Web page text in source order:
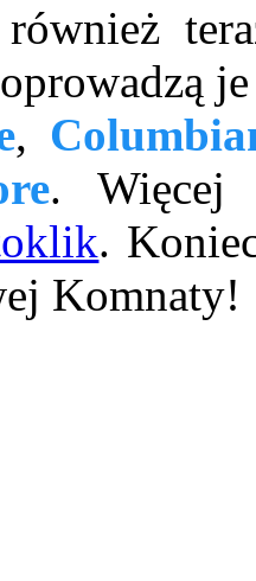
,
. Więcej
.
Komnaty!